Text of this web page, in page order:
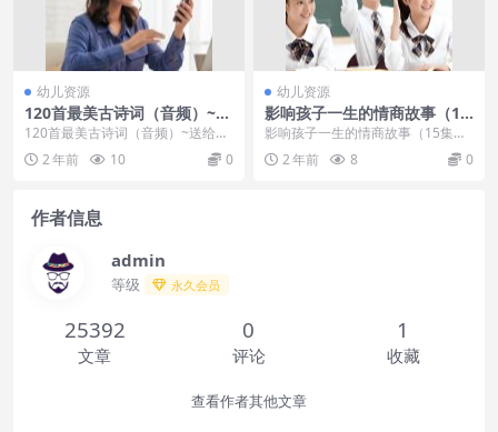
幼儿资源
120首最美古诗词（音频）~送
给孩子们的新年礼物
120首最美古诗词（音频）~送给孩
子们的新年礼物[百度云网盘] 笔尖
上的诗词课，...
2 年前 10 0
幼儿资源
影响孩子一生的情商故事（15
集全MP3）
影响孩子一生的情商故事（15集全
MP3）[百度云网盘] 原著：影响孩
子一生的情商...
2 年前 8 0
作者信息
admin
等级 永久会员
25392
文章
0
评论
1
收藏
查看作者其他文章